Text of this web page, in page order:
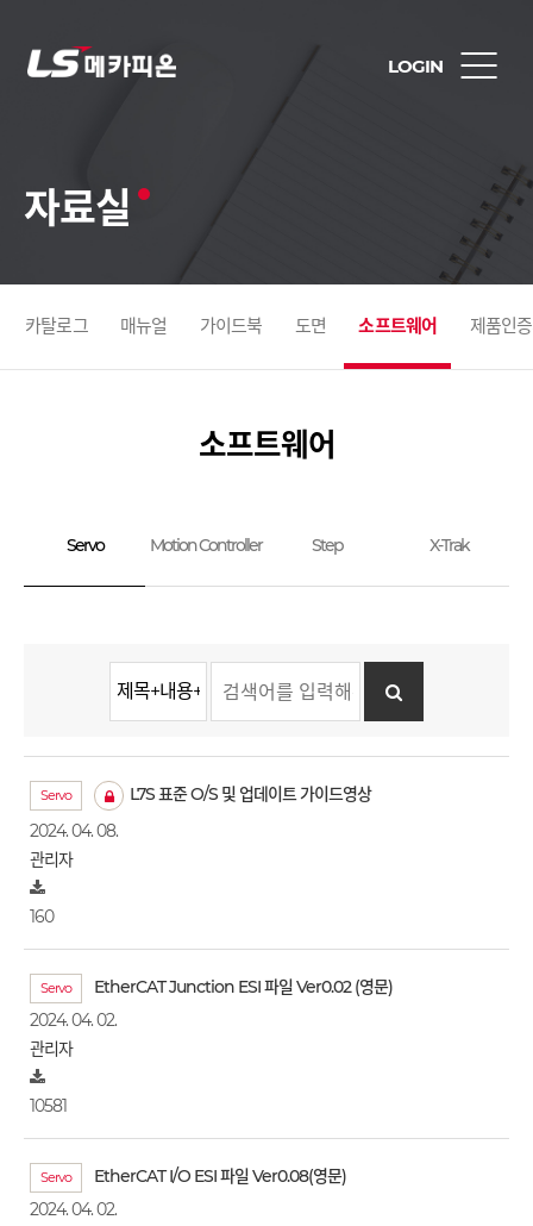
LOGIN
자료실
카탈로그 매뉴얼 가이드북 도면 소프트웨어 제품인
소프트웨어
Servo Motion Controller Step X-Trak
Servo
L7S 표준 O/S 및 업데이트 가이드영상
2024. 04. 08.
관리자
160
Servo
EtherCAT Junction ESI 파일 Ver0.02 (영문)
2024. 04. 02.
관리자
10581
Servo
EtherCAT I/O ESI 파일 Ver0.08(영문)
2024. 04. 02.